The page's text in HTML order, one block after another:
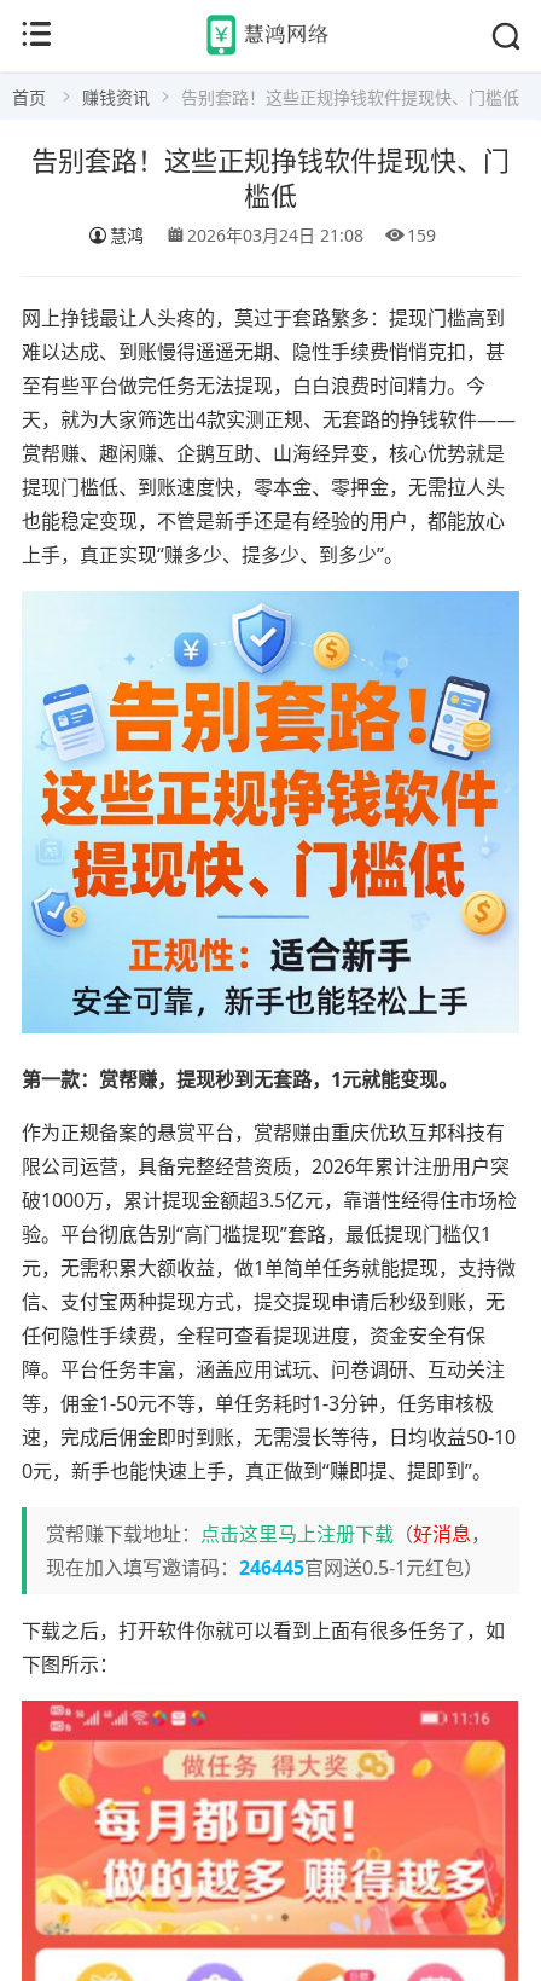
首页 赚钱资讯 告别套路！这些正规挣钱软件提现快、门槛低
告别套路！这些正规挣钱软件提现快、门
槛低
慧鸿 2026年03月24日 21:08 159
网上挣钱最让人头疼的，莫过于套路繁多：提现门槛高到
难以达成、到账慢得遥遥无期、隐性手续费悄悄克扣，甚
至有些平台做完任务无法提现，白白浪费时间精力。今
天，就为大家筛选出4款实测正规、无套路的挣钱软件——
赏帮赚、趣闲赚、企鹅互助、山海经异变，核心优势就是
提现门槛低、到账速度快，零本金、零押金，无需拉人头
也能稳定变现，不管是新手还是有经验的用户，都能放心
上手，真正实现“赚多少、提多少、到多少”。
第一款：赏帮赚，提现秒到无套路，1元就能变现。
作为正规备案的悬赏平台，赏帮赚由重庆优玖互邦科技有
限公司运营，具备完整经营资质，2026年累计注册用户突
破1000万，累计提现金额超3.5亿元，靠谱性经得住市场检
验。平台彻底告别“高门槛提现”套路，最低提现门槛仅1
元，无需积累大额收益，做1单简单任务就能提现，支持微
信、支付宝两种提现方式，提交提现申请后秒级到账，无
任何隐性手续费，全程可查看提现进度，资金安全有保
障。平台任务丰富，涵盖应用试玩、问卷调研、互动关注
等，佣金1-50元不等，单任务耗时1-3分钟，任务审核极
速，完成后佣金即时到账，无需漫长等待，日均收益50-10
0元，新手也能快速上手，真正做到“赚即提、提即到”。
赏帮赚下载地址： 点击这里马上注册下载（好消息，
现在加入填写邀请码： 246445官网送0.5-1元红包）
下载之后，打开软件你就可以看到上面有很多任务了，如
下图所示：